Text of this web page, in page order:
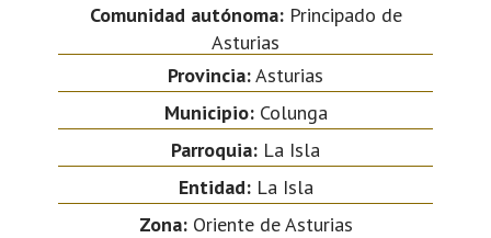
Comunidad autónoma:Principado de
Asturias
Provincia:Asturias
Municipio:Colunga
Parroquia: La Isla
Entidad:La Isla
Zona:Oriente de Asturias